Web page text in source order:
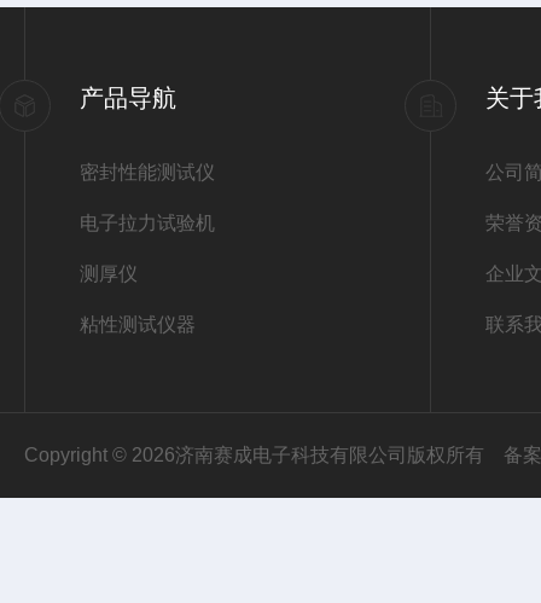
产品导航
密封性能测试仪
电子拉力试验机
测厚仪
粘性测试仪器
关于
公司
荣誉
企业
联系
Copyright © 2026济南赛成电子科技有限公司版权所有 备